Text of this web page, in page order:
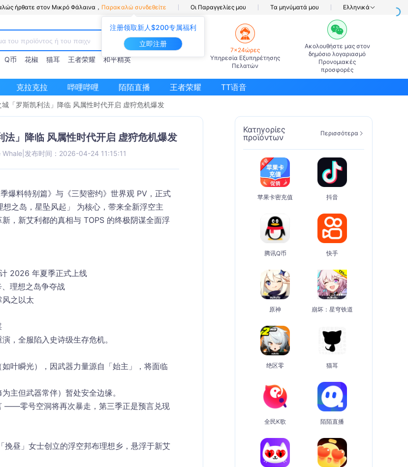
注册领取新人$200专属福利
立即注册
ήρθατε στον Μικρό Φάλαινα， Παρακαλώ συνδεθείτε Οι Παραγγελίες μου Τα μηνύματά μου Ελληνικά
Q币 花椒 猫耳 王者荣耀 和平精英
7×24ώρες
Υπηρεσία Εξυπηρέτησης
Πελατών
Ακολουθήστε μας στον
δημόσιο λογαριασμό
Προνομιακές
προσφορές
克拉克拉 哔哩哔哩 陌陌直播 王者荣耀 TT语音
「罗斯凯利法」降临 风属性时代开启 虚狩危机爆发
」降临 风属性时代开启 虚狩危机爆发
Whale| 发布时间：2026-04-24 11:15:11
爆料特别篇》与《三契密约》世界观 PV，正式
之岛，星坠风起」 为核心，带来全新浮空主
，新艾利都的真相与 TOPS 的终极阴谋全面浮
计 2026 年夏季正式上线
、理想之岛争夺战
之以太
演 ，全服陷入史诗级生存危机。
叶瞬光），因武器力量源自「始主」，将面临
主但武器常伴）暂处安全边缘。
——零号空洞将再次暴走 ，第三季正是预言兑现
昼」女士创立的浮空邦布理想乡，悬浮于新艾
Κατηγορίες
προϊόντων
Περισσότερα
苹果卡密充值 抖音
腾讯Q币 快手
原神 崩坏：星穹铁道
绝区零 猫耳
全民K歌 陌陌直播